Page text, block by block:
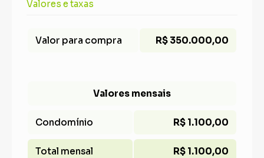
Valores e taxas
Valor para compra R$ 350.000,00
Valores mensais
Condomínio R$ 1.100,00
Total mensal R$ 1.100,00